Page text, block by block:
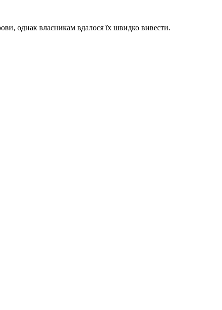
однак власникам вдалося їх швидко вивести.